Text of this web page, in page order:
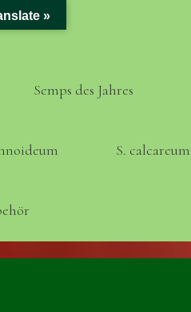
Semps des Jahres
S. calcareum
»